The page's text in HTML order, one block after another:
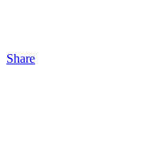
Share